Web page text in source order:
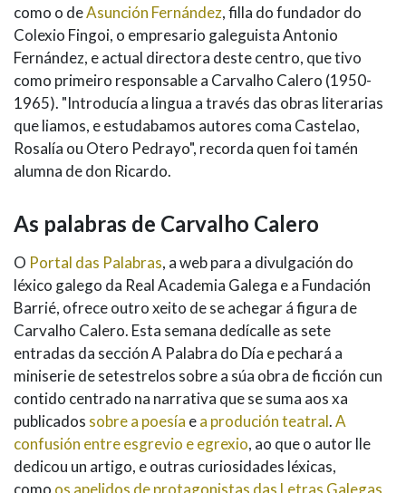
como o deAsunción Fernández, filla do fundador do
Colexio Fingoi, o empresario galeguista Antonio
Fernández, e actual directora deste centro, que tivo
como primeiro responsable a Carvalho Calero (1950-
1965). "Introducía a lingua a través das obras literarias
que liamos, e estudabamos autores coma Castelao,
Rosalía ou Otero Pedrayo", recorda quen foi tamén
alumna de don Ricardo.
As palabras de Carvalho Calero
O Portal das Palabras, a web para a divulgación do
léxico galego da Real Academia Galega e a Fundación
Barrié, ofrece outro xeito de se achegar á figura de
Carvalho Calero. Esta semana dedícalle as sete
entradas da sección A Palabra do Día e pechará a
miniserie de setestrelos sobre a súa obra de ficción cun
contido centrado na narrativa que se suma aos xa
publicados sobre a poesía ea produción teatral.A
confusión entre esgrevio e egrexio, ao que o autor lle
dedicou un artigo, e outras curiosidades léxicas,
como os apelidos de protagonistas das Letras Galegas